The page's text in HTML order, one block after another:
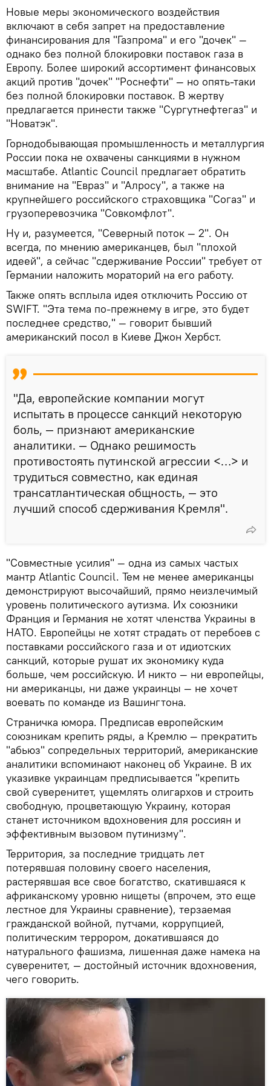
Новые меры экономического воздействия
включают в себя запрет на предоставление
финансирования для "Газпрома" и его "дочек" —
однако без полной блокировки поставок газа в
Европу. Более широкий ассортимент финансовых
акций против "дочек" "Роснефти" — но опять-таки
без полной блокировки поставок. В жертву
предлагается принести также "Сургутнефтегаз" и
"Новатэк".
Горнодобывающая промышленность и металлургия
России пока не охвачены санкциями в нужном
масштабе. Atlantic Council предлагает обратить
внимание на "Евраз" и "Алросу", а также на
крупнейшего российского страховщика "Согаз" и
грузоперевозчика "Совкомфлот".
Ну и, разумеется, "Северный поток — 2". Он
всегда, по мнению американцев, был "плохой
идеей", а сейчас "сдерживание России" требует от
Германии наложить мораторий на его работу.
Также опять всплыла идея отключить Россию от
SWIFT. "Эта тема по-прежнему в игре, это будет
последнее средство," — говорит бывший
американский посол в Киеве Джон Хербст.
"Да, европейские компании могут
испытать в процессе санкций некоторую
боль, — признают американские
аналитики. — Однако решимость
противостоять путинской агрессии <…> и
трудиться совместно, как единая
трансатлантическая общность, — это
лучший способ сдерживания Кремля".
"Совместные усилия" — одна из самых частых
мантр Atlantic Council. Тем не менее американцы
демонстрируют высочайший, прямо неизлечимый
уровень политического аутизма. Их союзники
Франция и Германия не хотят членства Украины в
НАТО. Европейцы не хотят страдать от перебоев с
поставками российского газа и от идиотских
санкций, которые рушат их экономику куда
больше, чем российскую. И никто — ни европейцы,
ни американцы, ни даже украинцы — не хочет
воевать по команде из Вашингтона.
Страничка юмора. Предписав европейским
союзникам крепить ряды, а Кремлю — прекратить
"абьюз" сопредельных территорий, американские
аналитики вспоминают наконец об Украине. В их
указивке украинцам предписывается "крепить
свой суверенитет, ущемлять олигархов и строить
свободную, процветающую Украину, которая
станет источником вдохновения для россиян и
эффективным вызовом путинизму".
Территория, за последние тридцать лет
потерявшая половину своего населения,
растерявшая все свое богатство, скатившаяся к
африканскому уровню нищеты (впрочем, это еще
лестное для Украины сравнение), терзаемая
гражданской войной, путчами, коррупцией,
политическим террором, докатившаяся до
натурального фашизма, лишенная даже намека на
суверенитет, — достойный источник вдохновения,
чего говорить.